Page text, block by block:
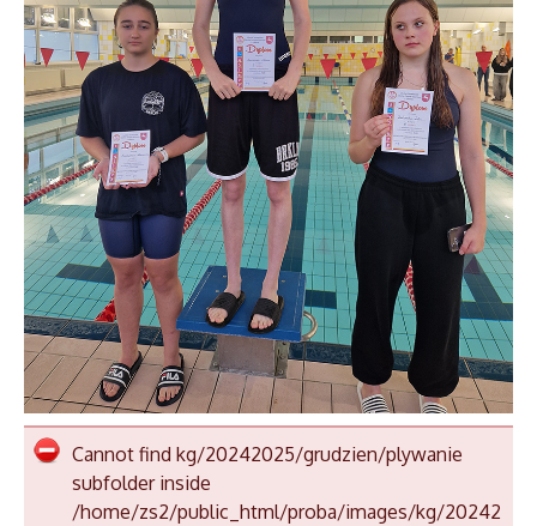
Cannot find kg/20242025/grudzien/plywanie
subfolder inside
/home/zs2/public_html/proba/images/kg/20242